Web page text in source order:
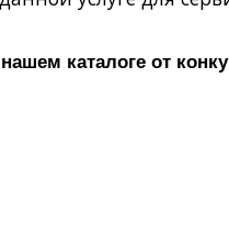
каталоге от